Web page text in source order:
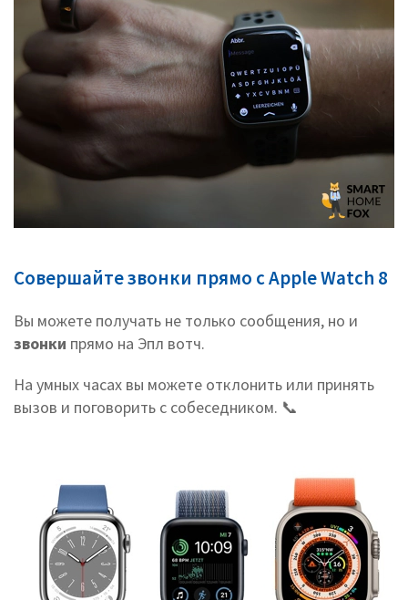
Совершайте звонки прямо с Apple Watch 8
Вы можете получать не только сообщения, но и
звонки прямо на Эпл вотч.
На умных часах вы можете отклонить или принять
вызов и поговорить с собеседником. 📞